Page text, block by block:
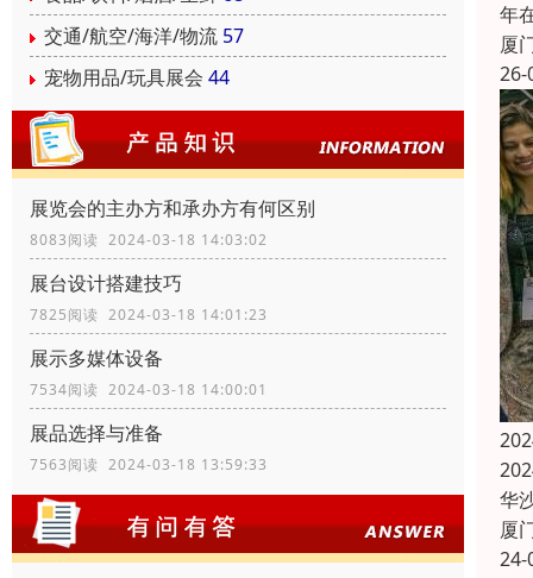
交通/航空/海洋/物流 57
宠物用品/玩具展会 44
展览会的主办方和承办方有何区别
8083阅读 2024-03-18 14:03:02
展台设计搭建技巧
7825阅读 2024-03-18 14:01:23
展示多媒体设备
7534阅读 2024-03-18 14:00:01
展品选择与准备
7563阅读 2024-03-18 13:59:33
年
厦
26-
华
厦
24-